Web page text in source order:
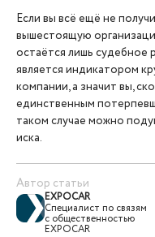
Если вы всё ещё не
вышестоящую
остаётся лишь судебное
является индикатором
компании, а значит вы,
единственным
таком случае можно
иска.
Автор статьи
EXPOCAR
Специалист по связям
с общественностью
EXPOCAR